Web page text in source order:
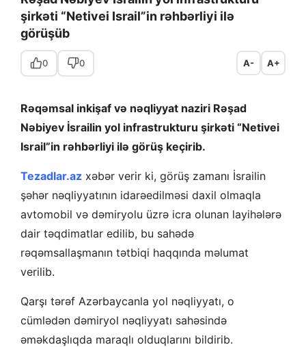
şirkəti “Netivei Israil”in rəhbərliyi ilə
görüşüb
0 0 A- A+
Rəqəmsal inkişaf və nəqliyyat naziri Rəşad
Nəbiyev İsrailin yol infrastrukturu şirkəti “Netivei
Israil”in rəhbərliyi ilə görüş keçirib.
Tezadlar.az xəbər verir ki, görüş zamanı İsrailin
şəhər nəqliyyatının idarəedilməsi daxil olmaqla
avtomobil və dəmiryolu üzrə icra olunan layihələrə
dair təqdimatlar edilib, bu sahədə
rəqəmsallaşmanın tətbiqi haqqında məlumat
verilib.
Qarşı tərəf Azərbaycanla yol nəqliyyatı, o
cümlədən dəmiryol nəqliyyatı sahəsində
əməkdaşlıqda maraqlı olduqlarını bildirib.